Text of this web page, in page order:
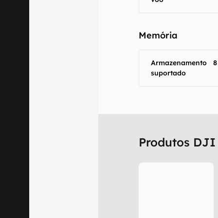
Memória
Armazenamento
suportado
Produtos DJI